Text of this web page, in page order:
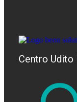
Centro Udito